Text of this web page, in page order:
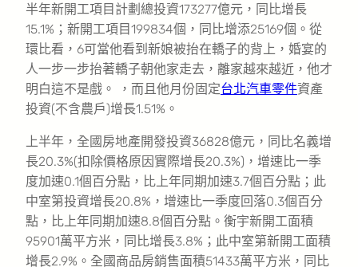
半年新開工項目計劃總投資173277億元，同比增長
15.1%；新開工項目199834個，同比增添25169個。從
環比看，6可當他看到新娘被抬在轎子的背上，婚宴的
人一步一步抬著轎子朝他家走去，離家越來越近，他才
明白這不是戲。 ，而且他月份固定台北汽車零件資產
投資(不含農戶)增長1.51%。
上半年，全國房地產開發投資36828億元，同比名義增
長20.3%(扣除價格原因實際增長20.3%)，增速比一季
度加速0.1個百分點，比上年同期加速3.7個百分點；此
中室第投資增長20.8%，增速比一季度回落0.3個百分
點，比上年同期加速8.8個百分點。衡宇新開工面積
95901萬平方米，同比增長3.8%；此中室第新開工面積
增長2.9%。全國商品房銷售面積51433萬平方米，同比